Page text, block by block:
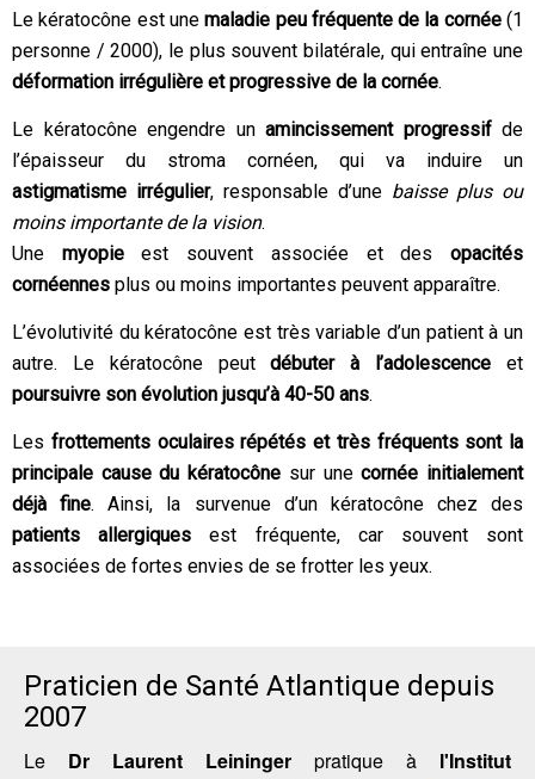
Le kératocône est unemaladie peu fréquente de la cornée(1
personne / 2000), le plus souvent bilatérale, qui entraîne une
déformation irrégulière et progressive de la cornée.
Le kératocône engendre un amincissement progressifde
l’épaisseur du stroma cornéen, qui va induire un
astigmatisme irrégulier, responsable d’une baisse plus ou
moins importante de la vision.
Une myopieest souvent associée et desopacités
cornéennes plus ou moins importantes peuvent apparaître.
L’évolutivité du kératocône est très variable d’un patient à un
autre. Le kératocône peutdébuter à l’adolescence et
poursuivre son évolution jusqu’à 40-50 ans.
Les frottements oculaires répétés et très fréquents sont la
principale cause du kératocône sur unecornée initialement
déjà fine. Ainsi, la survenue d’un kératocône chez des
patients allergiques est fréquente, car souvent sont
associées de fortes envies de se frotter les yeux.
Praticien de Santé Atlantique depuis
2007
Le Dr Laurent Leininger pratique à l'Institut